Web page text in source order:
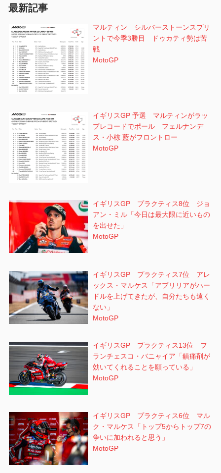
最新記事
マルティン シルバーストーンスプリ
ントで今季3勝目 ドゥカティ勢は苦
戦
MotoGP
イギリスGP 予選 マルティンがラッ
プレコードでポール フェルナンデ
ス・小椋 藍がフロントロー
MotoGP
イギリスGP プラクティス8位 ジョ
アン・ミル「今日は最大限に近いもの
を出せた」
MotoGP
イギリスGP プラクティス7位 アレ
ックス・マルケス「アプリリアがハー
ドルを上げてきたが、自分たちも遠く
ない」
MotoGP
イギリスGP プラクティス13位 フ
ランチェスコ・バニャイア「鎮痛剤が
効いてくれることを願っている」
MotoGP
イギリスGP プラクティス6位 マル
ク・マルケス「トップ5からトップ7の
争いに加われると思う」
MotoGP